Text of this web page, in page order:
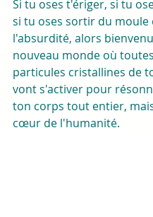
Si tu oses t'ériger, si tu
si tu oses sortir du moule
l'absurdité, alors
nouveau monde où
particules cristallines de
vont s'activer pour
ton corps tout entier,
cœur de l'humanité.